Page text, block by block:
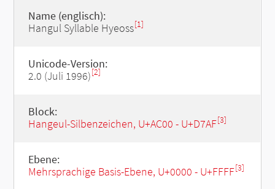
Name (englisch):
Hangul Syllable Hyeoss[1]
Unicode-Version:
2.0 (Juli 1996)[2]
Block:
Hangeul-Silbenzeichen, U+AC00 - U+D7AF[3]
Ebene:
Mehrsprachige Basis-Ebene, U+0000 - U+FFFF[3]